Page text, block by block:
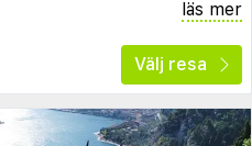
läs mer
Välj resa